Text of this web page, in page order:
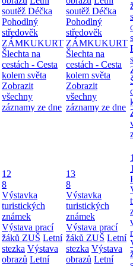
soutěž Déčka
Pohodlný
středověk
ZÁMKUKURT
Šlechta na
cestách - Cesta
kolem světa
Zobrazit
všechny
záznamy ze dne
soutěž Déčka
Pohodlný
středověk
ZÁMKUKURT
Šlechta na
cestách - Cesta
kolem světa
Zobrazit
všechny
záznamy ze dne
12
8
Výstavka
turistických
známek
Výstava prací
žáků ZUŠ Letní
stezka Výstava
obrazů Letní
13
8
Výstavka
turistických
známek
Výstava prací
žáků ZUŠ Letní
stezka Výstava
obrazů Letní